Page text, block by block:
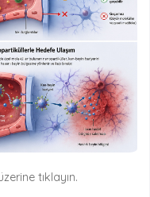
tıklayın.